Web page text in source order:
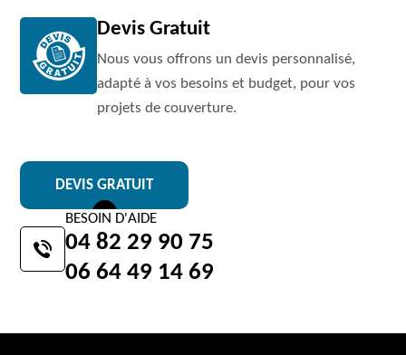
Devis Gratuit
Nous vous offrons un devis personnalisé,
adapté à vos besoins et budget, pour vos
projets de couverture.
DEVIS GRATUIT
BESOIN D'AIDE
04 82 29 90 75
06 64 49 14 69